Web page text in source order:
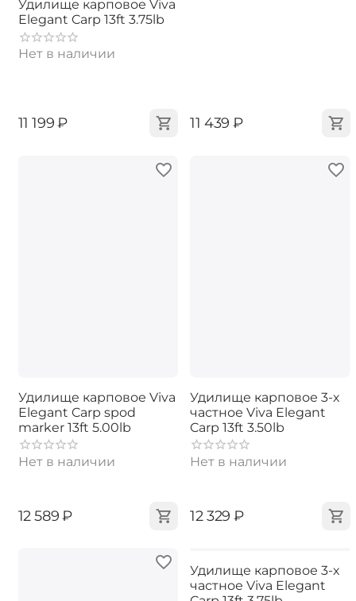
Удилище карповое Viva
Elegant Carp 13ft 3.75lb
Нет в наличии
‍11 199‍₽ ‍11 439‍ ₽
Удилище карповое Viva
Elegant Carp spod
marker 13ft 5.00lb
Нет в наличии
‍12 589‍₽
Удилище карповое 3-х
частное Viva Elegant
Carp 13ft 3.50lb
Нет в наличии
‍12 329‍ ₽
Удилище карповое 3-х
частное Viva Elegant